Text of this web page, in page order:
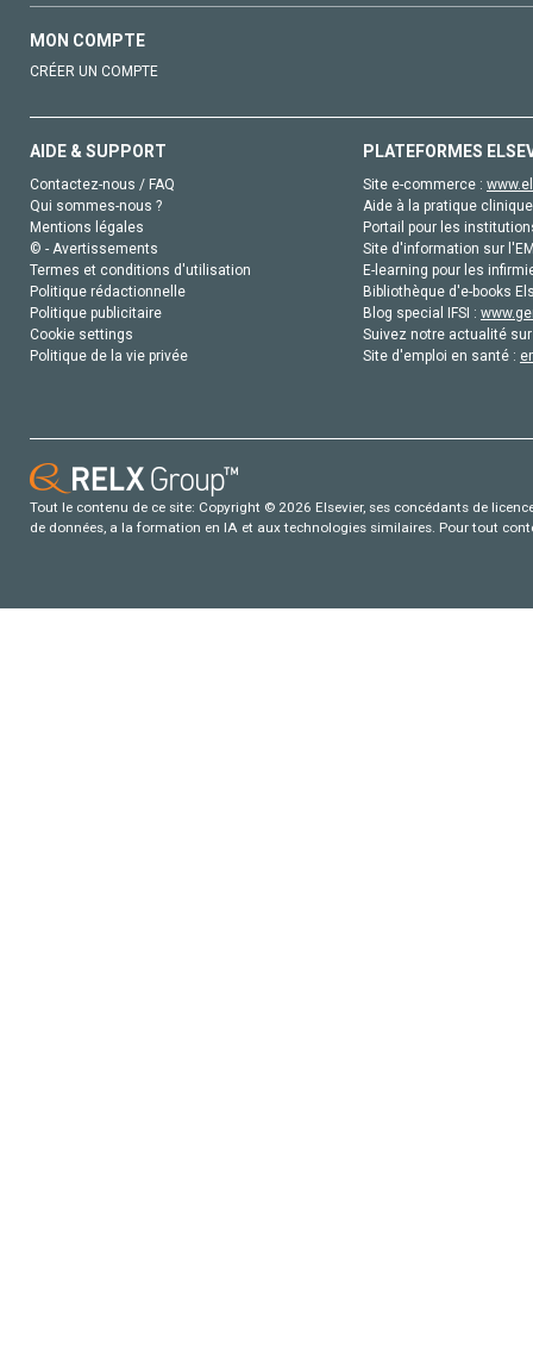
MON COMPTE
CRÉER UN COMPTE
AIDE & SUPPORT
Contactez-nous / FAQ
Qui sommes-nous ?
Mentions légales
© - Avertissements
Termes et conditions d'utilisation
Politique rédactionnelle
Politique publicitaire
Cookie settings
Politique de la vie privée
PLATEFORMES
Site e-commerce :
Aide à la pratique
Portail pour les
Site d'information sur
E-learning pour les
Bibliothèque d'e-books
Blog special IFSI :
Suivez notre actualité
Site d'emploi en santé :
Tout le contenu de ce site: Copyright © 2026 Elsevier, ses concédants de
de données, a la formation en IA et aux technologies similaires. Pour tout